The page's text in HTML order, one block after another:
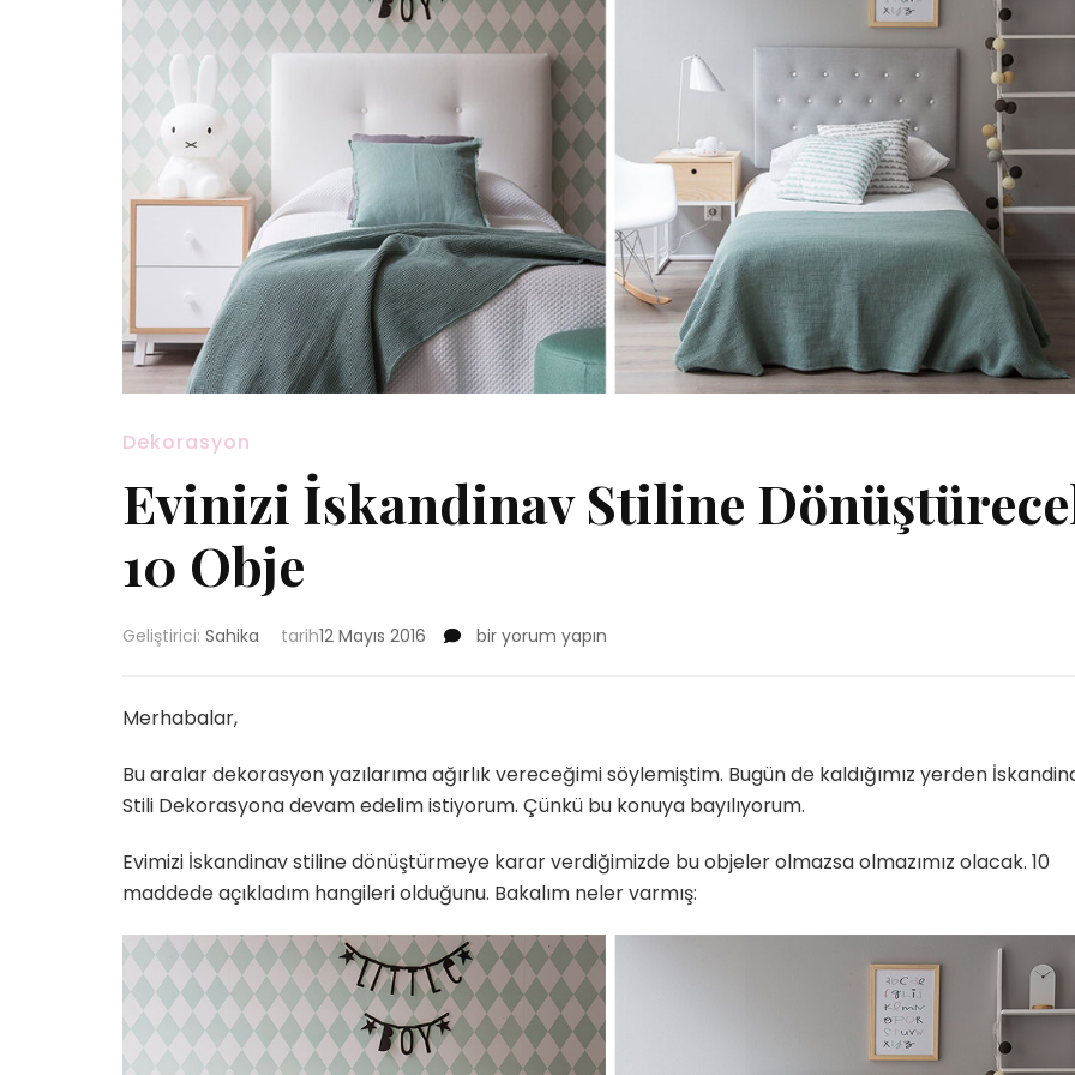
Dekorasyon
Evinizi İskandinav Stiline
10 Obje
Geliştirici: Sahika tarih12 Mayıs 2016
Evinizi
Obje
için
bir yorum yapın
Merhabalar,
Bu aralar dekorasyon yazılarıma ağırlık vereceğimi söylemiştim. Bugün de kaldığımız yerden
Stili Dekorasyona devam edelim istiyorum. Çünkü bu konuya bayılıyorum.
Evimizi İskandinav stiline dönüştürmeye karar verdiğimizde bu objeler olmazsa olmazımız olacak. 10
maddede açıkladım hangileri olduğunu. Bakalım neler varmış: